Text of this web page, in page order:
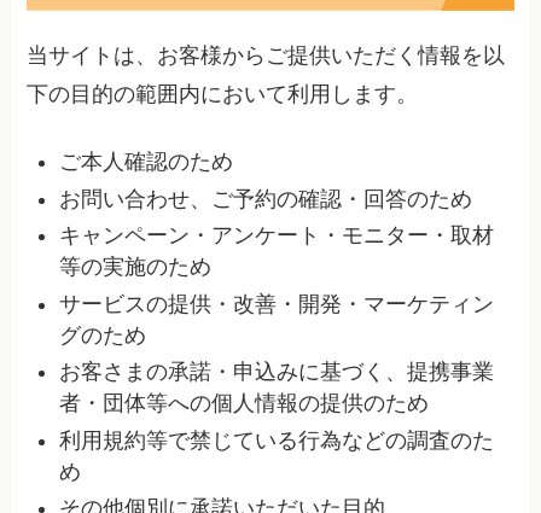
当サイトは、お客様からご提供いただく情報を以
下の目的の範囲内において利用します。
ご本人確認のため
お問い合わせ、ご予約の確認・回答のため
キャンペーン・アンケート・モニター・取材
等の実施のため
サービスの提供・改善・開発・マーケティン
グのため
お客さまの承諾・申込みに基づく、提携事業
者・団体等への個人情報の提供のため
利用規約等で禁じている行為などの調査のた
め